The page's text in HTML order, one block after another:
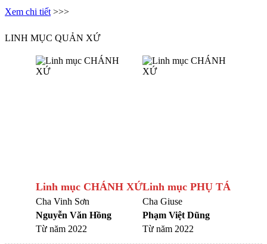
Xem chi tiết >>>
LINH MỤC QUẢN XỨ
Linh mục CHÁNH XỨ
Cha Vinh Sơn
Nguyễn Văn Hồng
Từ năm 2022
Linh mục PHỤ TÁ
Cha Giuse
Phạm Việt Dũng
Từ năm 2022